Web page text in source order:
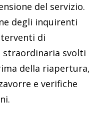
del servizio.
degli inquirenti
di
straordinaria svolti
della riapertura,
e verifiche